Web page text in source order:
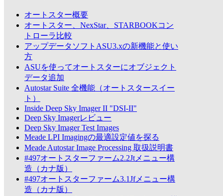
オートスター概要
オートスター、NexStar、STARBOOKコン
トローラ比較
アップデータソフトASU3.xの新機能と使い
方
ASUを使ってオートスターにオブジェクト
データ追加
Autostar Suite 全機能（オートスタースイー
ト）
Inside Deep Sky Imager II "DSI-II"
Deep Sky Imagerレビュー
Deep Sky Imager Test Images
Meade LPI Imagingの最適設定値を探る
Meade Autostar Image Processing 取扱説明書
#497オートスターファーム2.2Jtメニュー構
造（カナ版）
#497オートスターファーム3.1Jfメニュー構
造（カナ版）